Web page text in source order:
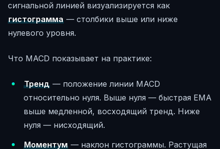
сигнальной линией визуализируется как
гистограмма— столбики выше или ниже
нулевого уровня.
Что MACD показывает на практике:
Тренд— положение линии MACD
относительно нуля. Выше нуля — быстрая EMA
выше медленной, восходящий тренд. Ниже
нуля — нисходящий.
Моментум— наклон гистограммы. Растущая